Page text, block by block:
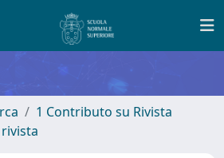
1 Contributo su Rivista